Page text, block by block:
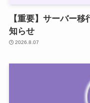
【重要】サーバー
知らせ
2026.8.07